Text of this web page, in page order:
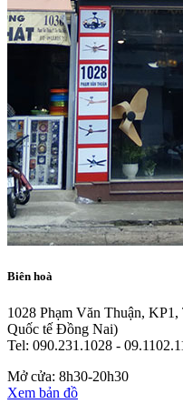
Biên hoà
1028 Phạm Văn Thuận,
Quốc tế Đồng Nai)
Tel: 090.231.1028 -
Mở cửa: 8h30-20h30
Xem bản đồ